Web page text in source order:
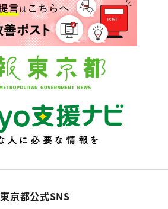
東京都公式SNS